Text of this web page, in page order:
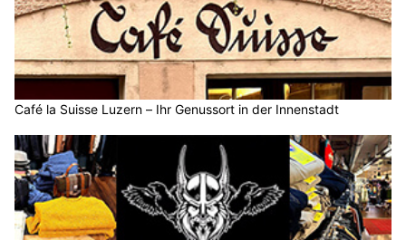
Café la Suisse Luzern – Ihr Genussort in der Innenstadt